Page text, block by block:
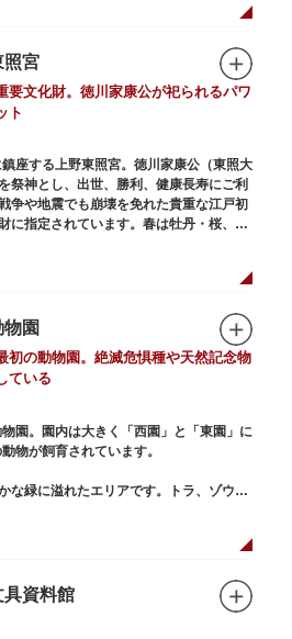
本坊表門、徳川将軍霊廟勅額門など重要
月の松」は、浮世絵師歌川広重の「名所
有名。丸い形の松から不忍池辯天堂を見
スポットとなっています。
は、東の「比叡山延暦寺」を意味してお
らえて上野の山に数多くの堂舎が建立さ
やくしるりこうにょらい）で、伝教大師
です。徳川歴代将軍の祈祷寺と菩提寺を
されています。
照宮
要文化財。徳川家康公が祀られるパワ
ト
座する上野東照宮。徳川家康公（東照大
祭神とし、出世、勝利、健康長寿にご利
争や地震でも崩壊を免れた貴重な江戸初
に指定されています。春は牡丹・桜、秋
冬ぼたん鑑賞の地として、年間を通して
トです。
お参りに行けない江戸の人々のために建
護のため通常は非公開ですが、特別公開
を申し込んでみてはいかがでしょうか。
りや御朱印も授与されているので要チェ
ど愛らしいものがありますよ。
物園
初の動物園。絶滅危惧種や天然記念物
ている
園。園内は大きく「西園」と「東園」に
物が飼育されています。
な緑に溢れたエリアです。トラ、ゾウな
マやアザラシが住む海エリアでは、水浴
こともあります。国指定重要文化財の
知られる風光明媚な「不忍池」のほとり
人気動物をはじめ、アイアイや“動か
具資料館